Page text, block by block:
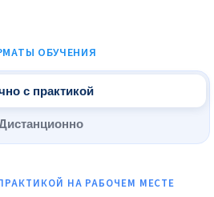
ОБУЧЕНИЯ
с практикой
НА РАБОЧЕМ МЕСТЕ